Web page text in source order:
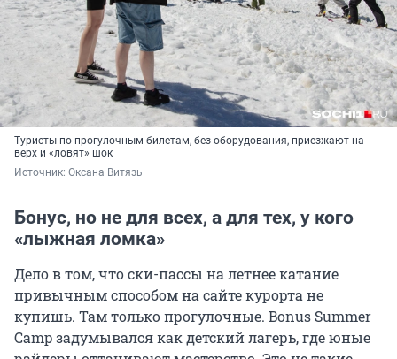
Туристы по прогулочным билетам, без оборудования, приезжают на
верх и «ловят» шок
Источник: Оксана Витязь
Бонус, но не для всех, а для тех, у кого
«лыжная ломка»
Дело в том, что ски-пассы на летнее катание
привычным способом на сайте курорта не
купишь. Там только прогулочные. Bonus Summer
Camp задумывался как детский лагерь, где юные